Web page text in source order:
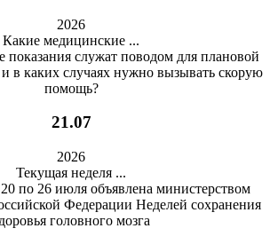
2026
Какие медицинские ...
показания служат поводом для плановой
в каких случаях нужно вызывать скорую
помощь?
21.07
2026
Текущая неделя ...
по 26 июля объявлена министерством
Федерации Неделей сохранения
головного мозга